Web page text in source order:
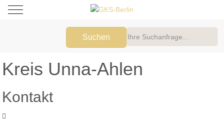
Mobile Menu Toggle
Suchen
Kreis Unna-Ahlen
Kontakt